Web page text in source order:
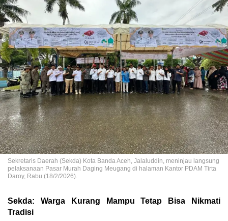
Sekretaris Daerah (Sekda) Kota Banda Aceh, Jalaluddin, meninjau langsung
pelaksanaan Pasar Murah Daging Meugang di halaman Kantor PDAM Tirta
Daroy, Rabu (18/2/2026).
Sekda: Warga Kurang Mampu Tetap Bisa Nikmati
Tradisi